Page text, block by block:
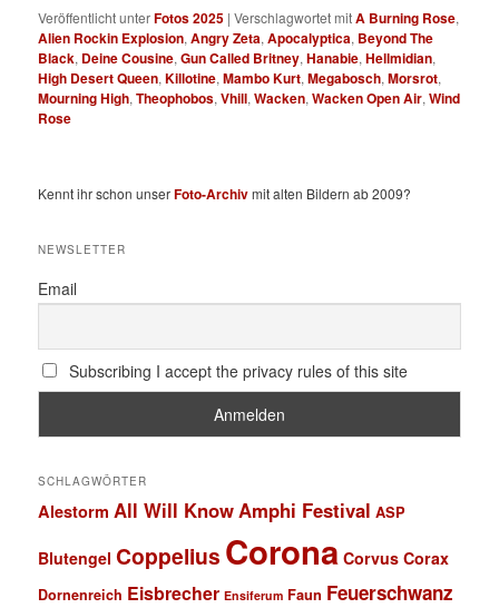
Veröffentlicht unterFotos 2025 |Verschlagwortet mitA Burning Rose,
Alien Rockin Explosion,Angry Zeta,Apocalyptica, Beyond The
Black, Deine Cousine,Gun Called Britney,Hanabie,Hellmidian,
High Desert Queen,Killotine,Mambo Kurt,Megabosch,Morsrot,
Mourning High,Theophobos,Vhill,Wacken,Wacken Open Air,Wind
Rose
Kennt ihr schon unserFoto-Archivmit alten Bildern ab 2009?
NEWSLETTER
Email
Subscribing I accept the privacy rules of this site
SCHLAGWÖRTER
Alestorm All Will KnowAmphi Festival ASP
Blutengel Coppelius Corona Corvus Corax
Dornenreich Eisbrecher Ensiferum Faun Feuerschwanz